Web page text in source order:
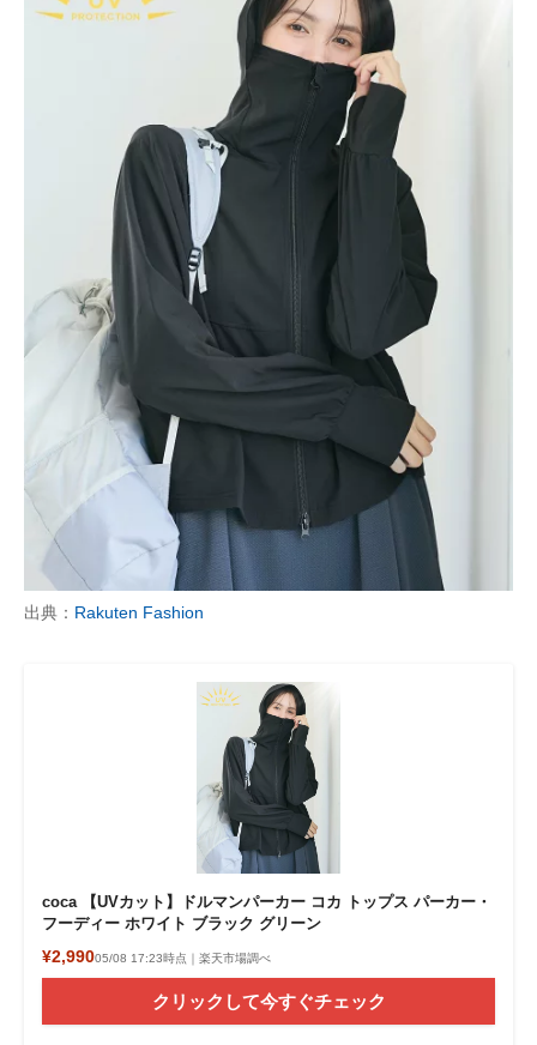
企業ITのトレンドを詳説
経営リーダーのコミュニティ
マーケ×ITの今がよく分かる
ITエンジニア向け専門サイト
企業向けIT製品の総合サイト
IT製品の技術・比較・事例
製造業のIT導入・活用を支援
モノづくり技術者専門サイト
エレクトロニクス専門サイト
電子設計の基本と応用
建設×テクノロジーの最前線
ちょっと気になるネットの話題
出典： Rakuten Fashion
coca 【UVカット】ドルマンパーカー コカ トップス パーカー・
フーディー ホワイト ブラック グリーン
¥2,99005/08 17:23時点｜楽天市場調べ
クリックして今すぐチェック